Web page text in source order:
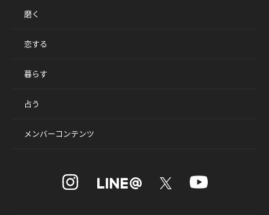
磨く
恋する
暮らす
占う
メンバーコンテンツ